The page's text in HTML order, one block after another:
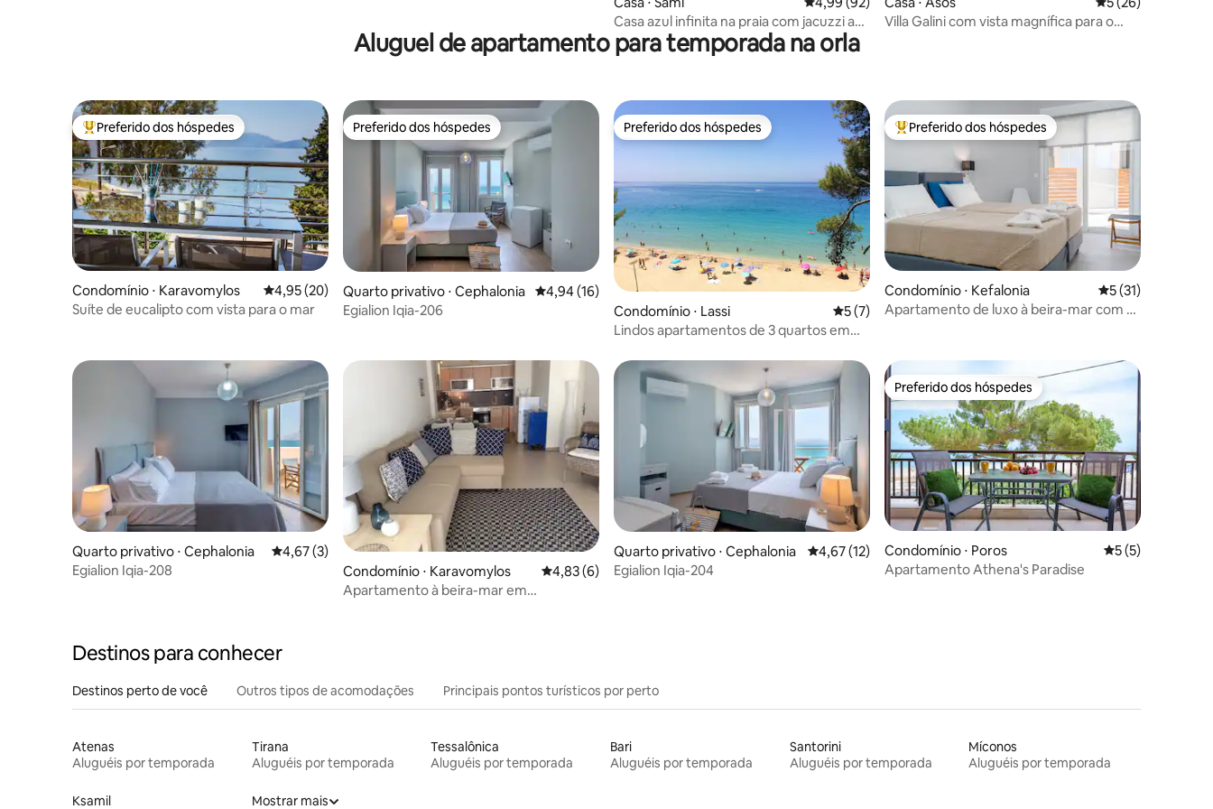
Casa azul infinita na praia com jacuzzi ao
ar livre
Villa Galini com vista magnífica para o
Aluguel de apartamento para temporada na orla
Entre os melhores preferidos dos hóspedes
Preferido dos hóspedes
Condomínio ⋅ Karavomylos 4,95 de uma avaliação média de 5, 20 avaliações
4,95 (20)
Suíte de eucalipto com vista para o mar
Preferido dos hóspedes
Preferido dos hóspedes
Quarto privativo ⋅ Cephalonia 4,94 de uma avaliação média de 5, 16 avaliações
4,94 (16)
Egialion Iqia-206
Preferido dos hóspedes
Preferido dos hóspedes
Condomínio ⋅ Lassi 5 de uma avaliação média de 5, 7 avaliações
5 (7)
Lindos apartamentos de 3 quartos em
Entre os melhores preferidos dos hóspedes
Preferido dos hóspedes
Condomínio ⋅ Kefalonia 5 de uma
5 (31)
Apartamento de luxo à beira-mar com 2
Quarto privativo ⋅ Cephalonia 4,67 de uma avaliação média de 5, 3 avaliações
4,67 (3)
Εgialion Ιqia-208
Condomínio ⋅ Karavomylos 4,83 de uma avaliação média de 5, 6 avaliações
4,83 (6)
Apartamento à beira-mar em
Quarto privativo ⋅ Cephalonia 4,67 de uma avaliação média de 5, 12 avaliações
4,67 (12)
Egialion Iqia-204
Preferido dos hóspedes
Preferido dos hóspedes
Condomínio ⋅ Poros 5 de uma
5 (5)
Apartamento Athena's Paradise
Destinos para conhecer
Destinos perto de você Outros tipos de acomodações Principais pontos turísticos por perto
Atenas
Aluguéis por temporada
Tirana
Aluguéis por temporada
Tessalônica
Aluguéis por temporada
Bari
Aluguéis por temporada
Santorini
Aluguéis por temporada
Míconos
Aluguéis por temporada
Ksamil Mostrar mais